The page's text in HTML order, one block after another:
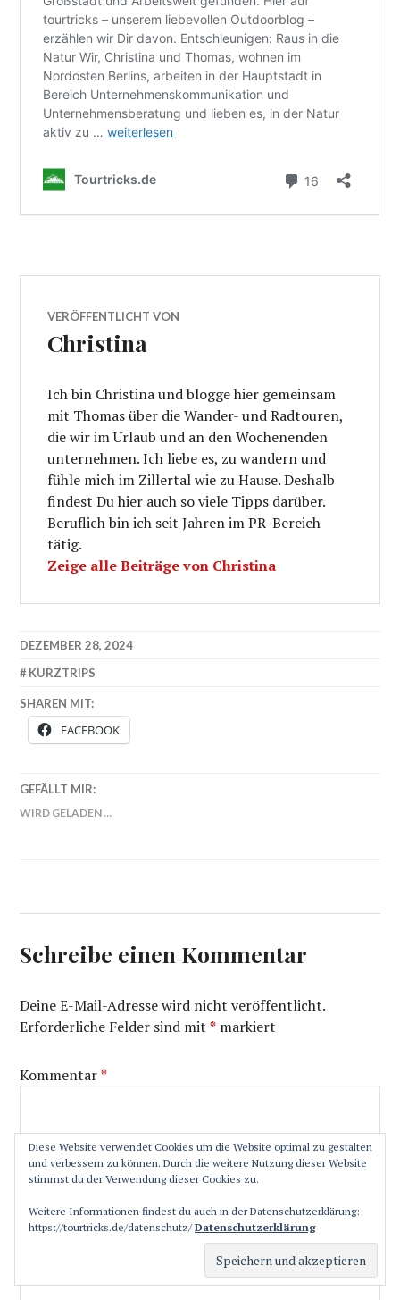
VERÖFFENTLICHT VON
Christina
Ich bin Christina und blogge hier gemeinsam
mit Thomas über die Wander- und Radtouren,
die wir im Urlaub und an den Wochenenden
unternehmen. Ich liebe es, zu wandern und
fühle mich im Zillertal wie zu Hause. Deshalb
findest Du hier auch so viele Tipps darüber.
Beruflich bin ich seit Jahren im PR-Bereich
tätig.
Zeige alle Beiträge von Christina
DEZEMBER 28, 2024
KURZTRIPS
SHAREN MIT:
FACEBOOK
GEFÄLLT MIR:
WIRD GELADEN …
Schreibe einen Kommentar
Deine E-Mail-Adresse wird nicht veröffentlicht.
Erforderliche Felder sind mit* markiert
Kommentar*
Diese Website verwendet Cookies um die Website optimal zu gestalten
und verbessern zu können. Durch die weitere Nutzung dieser Website
stimmst du der Verwendung dieser Cookies zu.
Weitere Informationen findest du auch in der Datenschutzerklärung:
https://tourtricks.de/datenschutz/Datenschutzerklärung